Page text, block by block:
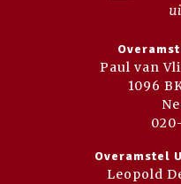
Paul van
1096
Overamstel
Leopold